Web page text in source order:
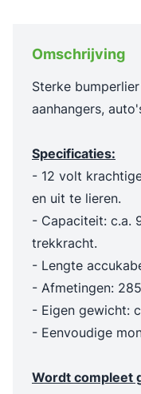
Omschrijving
Sterke
aanhangers,
Specificaties:
- 12 volt
en uit te lieren.
- Capaciteit: c.a.
trekkracht.
- Lengte
- Afmetingen:
- Eigen gewicht:
- Eenvoudige
Wordt compleet